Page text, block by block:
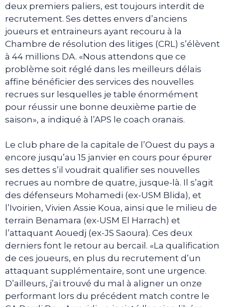
deux premiers paliers, est toujours interdit de
recrutement. Ses dettes envers d’anciens
joueurs et entraineurs ayant recouru à la
Chambre de résolution des litiges (CRL) s’élèvent
à 44 millions DA. «Nous attendons que ce
problème soit réglé dans les meilleurs délais
affine bénéficier des services des nouvelles
recrues sur lesquelles je table énormément
pour réussir une bonne deuxième partie de
saison», a indiqué à l’APS le coach oranais.
Le club phare de la capitale de l’Ouest du pays a
encore jusqu’au 15 janvier en cours pour épurer
ses dettes s’il voudrait qualifier ses nouvelles
recrues au nombre de quatre, jusque-là. Il s’agit
des défenseurs Mohamedi (ex-USM Blida), et
l’Ivoirien, Vivien Assie Koua, ainsi que le milieu de
terrain Benamara (ex-USM El Harrach) et
l’attaquant Aouedj (ex-JS Saoura). Ces deux
derniers font le retour au bercail. «La qualification
de ces joueurs, en plus du recrutement d’un
attaquant supplémentaire, sont une urgence.
D’ailleurs, j’ai trouvé du mal à aligner un onze
performant lors du précédent match contre le